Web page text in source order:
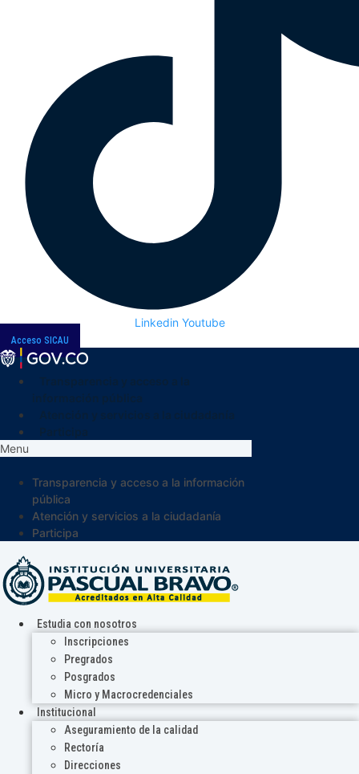
Linkedin Youtube
Acceso SICAU
Menu
Transparencia y acceso a la información
pública
Atención y servicios a la ciudadanía
Participa
Estudia con nosotros
Inscripciones
Pregrados
Posgrados
Micro y Macrocredenciales
Institucional
Aseguramiento de la calidad
Rectoría
Direcciones